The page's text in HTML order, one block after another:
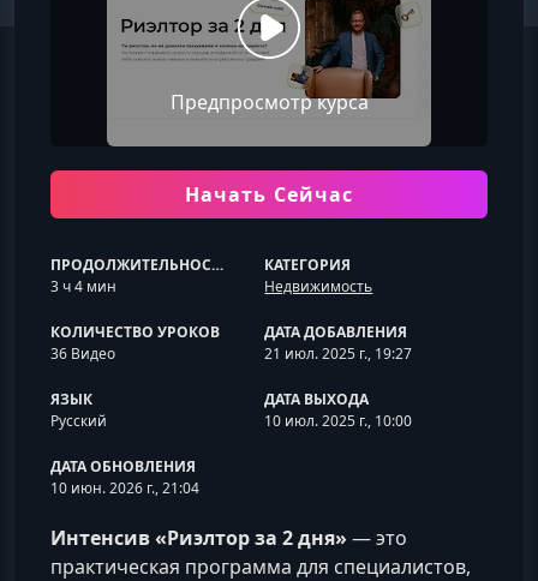
Предпросмотр курса
Начать Сейчас
ПРОДОЛЖИТЕЛЬНОСТЬ
3 ч 4 мин
КАТЕГОРИЯ
Недвижимость
КОЛИЧЕСТВО УРОКОВ
36 Видео
ДАТА ДОБАВЛЕНИЯ
21 июл. 2025 г., 19:27
ЯЗЫК
Русский
ДАТА ВЫХОДА
10 июл. 2025 г., 10:00
ДАТА ОБНОВЛЕНИЯ
10 июн. 2026 г., 21:04
Интенсив «Риэлтор за 2 дня» — это
практическая программа для специалистов,